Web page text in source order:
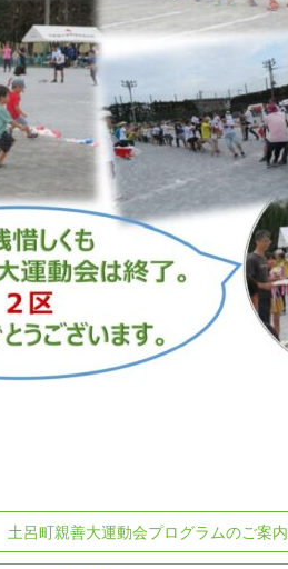
呂町親善大運動会プログラムのご案内